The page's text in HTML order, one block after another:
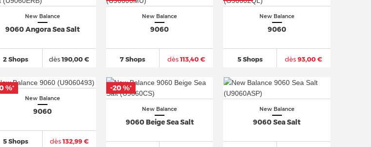
New Balance
9060 Angora Sea Salt
2 Shops dès190,00 €
New Balance
9060
7 Shops dès113,40 €
New Balance
9060
5 Shops dès93,00 €
New Balance
9060
5 Shops dès132,99 €
%*
New Balance
9060 Beige Sea Salt
-20 %*
New Balance
9060 Sea Salt